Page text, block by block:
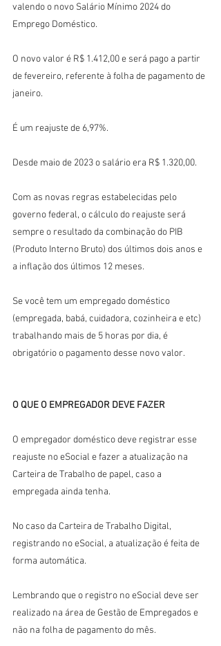
valendo o novo Salário Mínimo 2024 do
Emprego Doméstico.
O novo valor é R$ 1.412,00 e será pago a partir
de fevereiro, referente à folha de pagamento de
janeiro.
É um reajuste de 6,97%.
Desde maio de 2023 o salário era R$ 1.320,00.
Com as novas regras estabelecidas pelo
governo federal, o cálculo do reajuste será
sempre o resultado da combinação do PIB
(Produto Interno Bruto) dos últimos dois anos e
a inflação dos últimos 12 meses.
Se você tem um empregado doméstico
(empregada, babá, cuidadora, cozinheira e etc)
trabalhando mais de 5 horas por dia, é
obrigatório o pagamento desse novo valor.
O QUE O EMPREGADOR DEVE FAZER
O empregador doméstico deve registrar esse
reajuste no eSocial e fazer a atualização na
Carteira de Trabalho de papel, caso a
empregada ainda tenha.
No caso da Carteira de Trabalho Digital,
registrando no eSocial, a atualização é feita de
forma automática.
Lembrando que o registro no eSocial deve ser
realizado na área de Gestão de Empregados e
não na folha de pagamento do mês.